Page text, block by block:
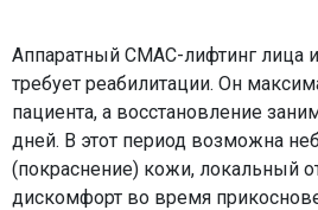
Аппаратный СМАС-лифтинг лица
требует реабилитации. Он
пациента, а восстановление
дней. В этот период возможна
(покраснение) кожи, локальный
дискомфорт во время